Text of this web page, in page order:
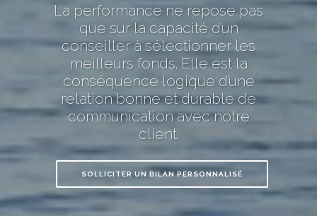
La performance ne repose pas
que sur la capacité d’un
conseiller à sélectionner les
meilleurs fonds. Elle est la
conséquence logique d’une
relation bonne et durable de
communication avec notre
client.
SOLLICITER UN BILAN PERSONNALISÉ